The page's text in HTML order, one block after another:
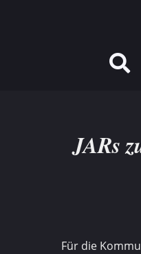
JARs
Für die